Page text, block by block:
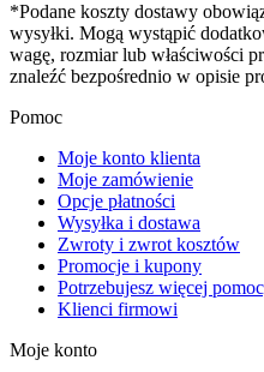
*Podane koszty dostawy
wysyłki. Mogą wystąpić
wagę, rozmiar lub właściwości
znaleźć bezpośrednio w opisie
Pomoc
Moje konto klienta
Moje zamówienie
Opcje płatności
Wysyłka i dostawa
Zwroty i zwrot kosztów
Promocje i kupony
Potrzebujesz więcej
Klienci firmowi
Moje konto